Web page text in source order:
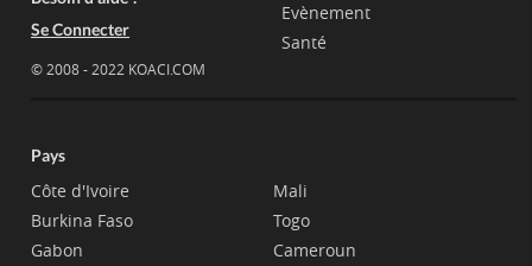
Se Connecter
© 2008 - 2022 KOACI.COM
Evènement
Santé
Pays
Côte d'Ivoire
Burkina Faso
Gabon
Mali
Togo
Cameroun